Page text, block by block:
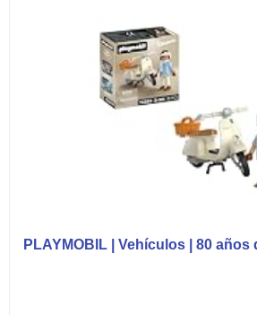
PLAYMOBIL | Vehículos | 80 años